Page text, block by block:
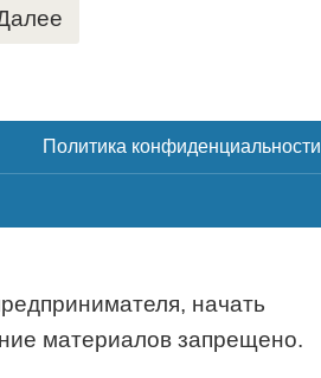
Политика конфиденциальности
начать
материалов запрещено.